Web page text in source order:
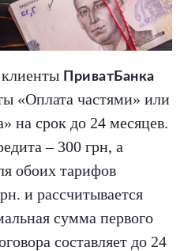
ПриватБанка
«Оплата частями» или
на срок до 24 месяцев.
– 300 грн, а
обоих тарифов
и рассчитывается
сумма первого
составляет до 24